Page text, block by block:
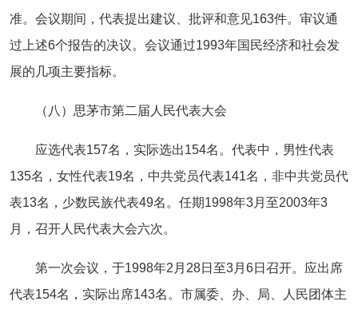
准。会议期间，代表提出建议、批评和意见163件。审议通
过上述6个报告的决议。会议通过1993年国民经济和社会发
展的几项主要指标。
（八）思茅市第二届人民代表大会
应选代表157名，实际选出154名。代表中，男性代表
135名，女性代表19名，中共党员代表141名，非中共党员代
表13名，少数民族代表49名。任期1998年3月至2003年3
月，召开人民代表大会六次。
第一次会议，于1998年2月28日至3月6日召开。应出席
代表154名，实际出席143名。市属委、办、局、人民团体主